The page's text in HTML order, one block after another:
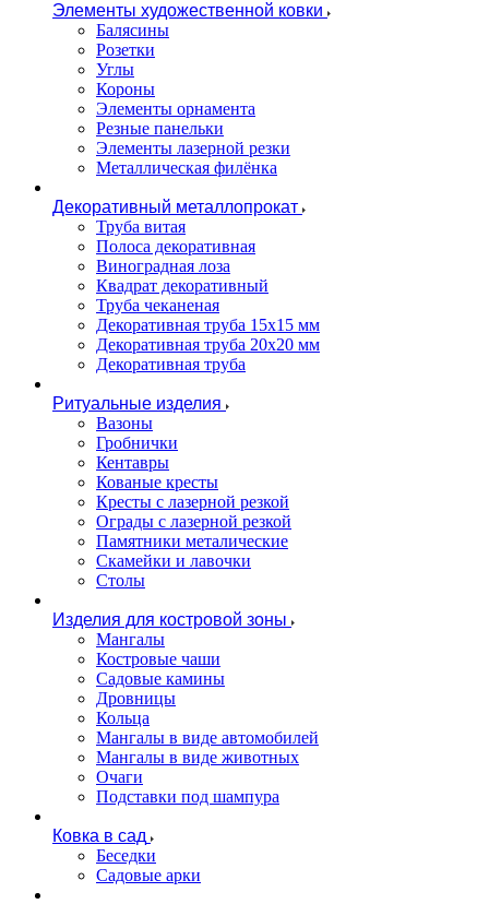
Элементы художественной ковки
Балясины
Розетки
Углы
Короны
Элементы орнамента
Резные панельки
Элементы лазерной резки
Металлическая филёнка
Декоративный металлопрокат
Труба витая
Полоса декоративная
Виноградная лоза
Квадрат декоративный
Труба чеканеная
Декоративная труба 15х15 мм
Декоративная труба 20х20 мм
Декоративная труба
Ритуальные изделия
Вазоны
Гробнички
Кентавры
Кованые кресты
Кресты с лазерной резкой
Ограды с лазерной резкой
Памятники металические
Скамейки и лавочки
Столы
Изделия для костровой зоны
Мангалы
Костровые чаши
Садовые камины
Дровницы
Кольца
Мангалы в виде автомобилей
Мангалы в виде животных
Очаги
Подставки под шампура
Ковка в сад
Беседки
Садовые арки